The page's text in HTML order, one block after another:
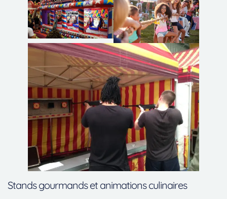
Stands gourmands et animations culinaires